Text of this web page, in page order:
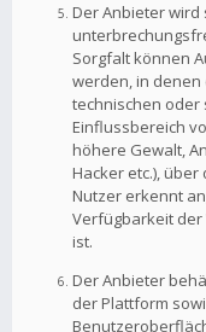
Der Anbieter wird
Sorgfalt können
werden, in
technischen oder
Einflussbereich
höhere Gewalt,
Hacker etc.),
Nutzer erkennt
Verfügbarkeit der
ist.
Der Anbieter
der Plattform